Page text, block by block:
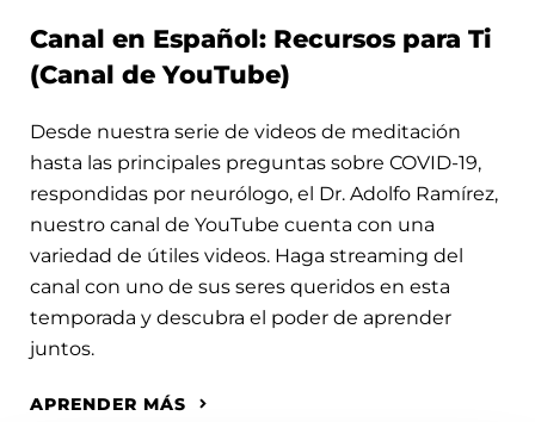
Canal en Español: Recursos para Ti
(Canal de YouTube)
Desde nuestra serie de videos de meditación
hasta las principales preguntas sobre COVID-19,
respondidas por neurólogo, el Dr. Adolfo Ramírez,
nuestro canal de YouTube cuenta con una
variedad de útiles videos. Haga streaming del
canal con uno de sus seres queridos en esta
temporada y descubra el poder de aprender
juntos.
APRENDER MÁS